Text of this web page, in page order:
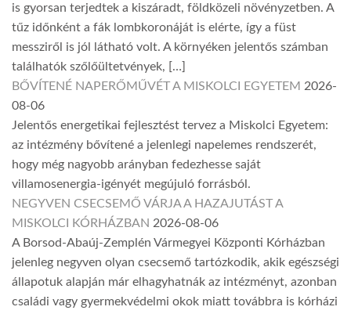
is gyorsan terjedtek a kiszáradt, földközeli növényzetben. A
tűz időnként a fák lombkoronáját is elérte, így a füst
messziről is jól látható volt. A környéken jelentős számban
találhatók szőlőültetvények, […]
BŐVÍTENÉ NAPERŐMŰVÉT A MISKOLCI EGYETEM 2026-
08-06
Jelentős energetikai fejlesztést tervez a Miskolci Egyetem:
az intézmény bővítené a jelenlegi napelemes rendszerét,
hogy még nagyobb arányban fedezhesse saját
villamosenergia-igényét megújuló forrásból.
NEGYVEN CSECSEMŐ VÁRJA A HAZAJUTÁST A
MISKOLCI KÓRHÁZBAN 2026-08-06
A Borsod-Abaúj-Zemplén Vármegyei Központi Kórházban
jelenleg negyven olyan csecsemő tartózkodik, akik egészségi
állapotuk alapján már elhagyhatnák az intézményt, azonban
családi vagy gyermekvédelmi okok miatt továbbra is kórházi